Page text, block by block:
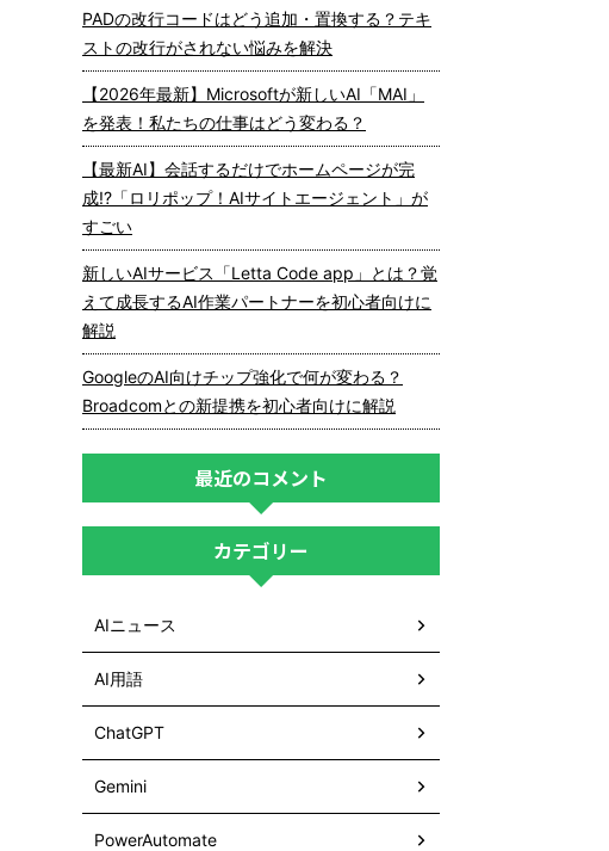
PADの改行コードはどう追加・置換する？テキ
ストの改行がされない悩みを解決
【2026年最新】Microsoftが新しいAI「MAI」
を発表！私たちの仕事はどう変わる？
【最新AI】会話するだけでホームページが完
成!?「ロリポップ！AIサイトエージェント」が
すごい
新しいAIサービス「Letta Code app」とは？覚
えて成長するAI作業パートナーを初心者向けに
解説
GoogleのAI向けチップ強化で何が変わる？
Broadcomとの新提携を初心者向けに解説
最近のコメント
カテゴリー
AIニュース
AI用語
ChatGPT
Gemini
PowerAutomate